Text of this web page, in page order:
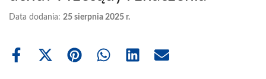
Data dodania: 25 sierpnia 2025 r.
Share
Share Share Share Share Share